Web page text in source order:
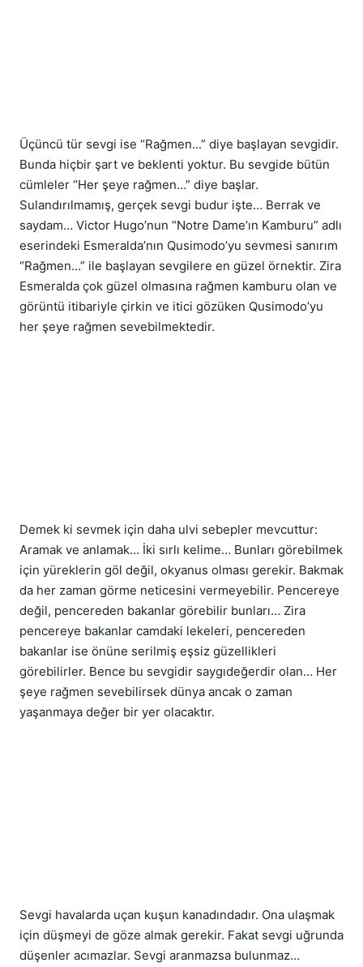
Üçüncü tür sevgi ise “Rağmen...” diye başlayan sevgidir.
Bunda hiçbir şart ve beklenti yoktur. Bu sevgide bütün
cümleler “Her şeye rağmen…” diye başlar.
Sulandırılmamış, gerçek sevgi budur işte… Berrak ve
saydam… Victor Hugo’nun “Notre Dame’ın Kamburu” adlı
eserindeki Esmeralda’nın Qusimodo’yu sevmesi sanırım
“Rağmen…” ile başlayan sevgilere en güzel örnektir. Zira
Esmeralda çok güzel olmasına rağmen kamburu olan ve
görüntü itibariyle çirkin ve itici gözüken Qusimodo’yu
her şeye rağmen sevebilmektedir.
Demek ki sevmek için daha ulvi sebepler mevcuttur:
Aramak ve anlamak… İki sırlı kelime… Bunları görebilmek
için yüreklerin göl değil, okyanus olması gerekir. Bakmak
da her zaman görme neticesini vermeyebilir. Pencereye
değil, pencereden bakanlar görebilir bunları… Zira
pencereye bakanlar camdaki lekeleri, pencereden
bakanlar ise önüne serilmiş eşsiz güzellikleri
görebilirler. Bence bu sevgidir saygıdeğerdir olan… Her
şeye rağmen sevebilirsek dünya ancak o zaman
yaşanmaya değer bir yer olacaktır.
Sevgi havalarda uçan kuşun kanadındadır. Ona ulaşmak
için düşmeyi de göze almak gerekir. Fakat sevgi uğrunda
düşenler acımazlar. Sevgi aranmazsa bulunmaz…